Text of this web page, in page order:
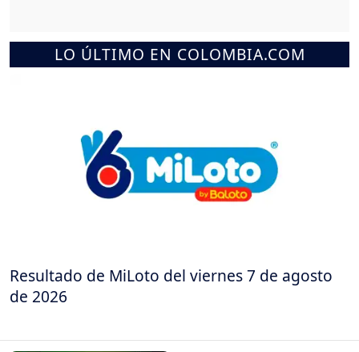
LO ÚLTIMO EN COLOMBIA.COM
Resultado de MiLoto del viernes 7 de agosto
de 2026